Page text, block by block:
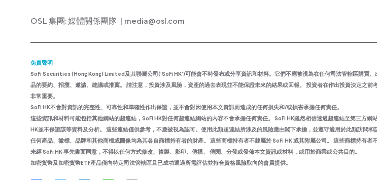
OSL 集團: 媒體關係團隊 | media@osl.com
免責聲明
SoFi Securities (Hong Kong) Limited及其聯屬公司(‘SoFi HK’)可能會不時發布或分享資訊和材料。它們不應被視為在任何司法管轄區購買
品的要約、招攬、邀請、建議或推薦。 請注意，投資涉及風險，資產的過去表現並不能保證未來的結果或回報。 投資者在作出投資決定之前
非常重要。
SoFi HK不會對資訊的完整性、可靠性和準確性作出保證，並不會對因使用本文資訊而造成的任何損失和/或損害承擔任何責任。
這些資訊和材料可能包括其他網站的超連結，SoFi HK對任何超連結網站的內容不會承擔任何責任。 SoFi HK雖然相信透過超連結至第三方網
HK並不保證該等資料及分析。 這些連結僅供參考，不應被視為認可。使用此類超連結所涉及的風險應由閣下承擔，並遵守適用於此類訪問和
任何產品、徽標、品牌和其他商標或圖像均為其各自商標持有者的財產。 這些商標持有者不隸屬於 SoFi HK 或其附屬公司。 這些商標持有者
未經 SoFi HK 事先書面同意，不得以任何方式修改、複製、影印、傳播、 傳閱、分發或發佈本文資訊或材料，或用於商業或公共目的。
加密貨幣及加密貨幣ETF產品僅向特定司法管轄區且已成功通過所需評估並持合資格風險取向的會員提供。